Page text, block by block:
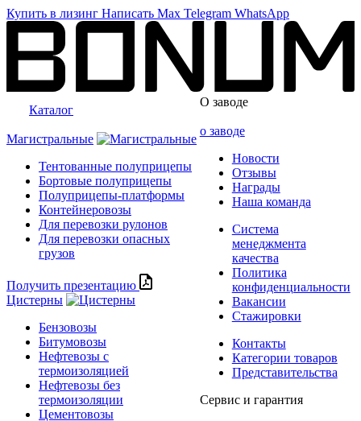
Купить в лизинг Написать Max Telegram WhatsApp
Каталог
Магистральные
Тентованные полуприцепы
Бортовые полуприцепы
Полуприцепы-платформы
Контейнеровозы
Для перевозки рулонов
Для перевозки опасных
грузов
Получить презентацию
Цистерны
Бензовозы
Битумовозы
Нефтевозы с
термоизоляцией
Нефтевозы без
термоизоляции
Цементовозы
О заводе
о заводе
Новости
Отзывы
Награды
Наша команда
Система
менеджмента
качества
Политика
конфиденциальности
Вакансии
Стажировки
Контакты
Категории товаров
Представительства
Сервис и гарантия